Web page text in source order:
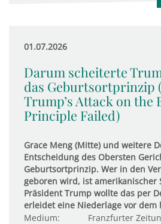
01.07.2026
Darum scheiterte
das Geburtsortprinzip
Trump’s Attack on the
Principle Failed)
Grace Meng (Mitte) und weitere
Entscheidung des Obersten
Geburtsortprinzip. Wer in den
geboren wird, ist amerikanischer
Präsident Trump wollte das per
erleidet eine Niederlage vor dem
Medium:
Franzfurter